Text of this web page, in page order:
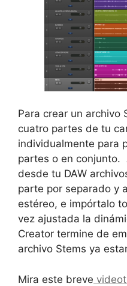
Para crear un archivo
cuatro partes de tu
individualmente para
partes o en conjunto.
desde tu DAW
parte por separado y
estéreo, e impórtalo
vez ajustada la
Creator termine de
archivo Stems ya
Mira este breve